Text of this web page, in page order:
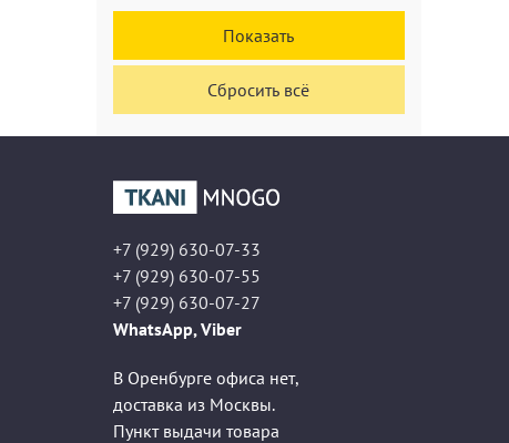
Показать
Сбросить всё
+7 (929) 630-07-33
+7 (929) 630-07-55
+7 (929) 630-07-27
WhatsApp, Viber
В Оренбурге офиса нет,
доставка из Москвы.
Пункт выдачи товара